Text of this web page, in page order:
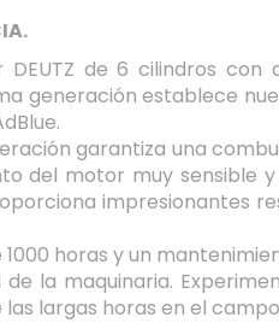
de 6 cilindros
generación establece
garantiza una
del motor muy
impresionantes
horas y un
de la maquinaria.
largas horas en el